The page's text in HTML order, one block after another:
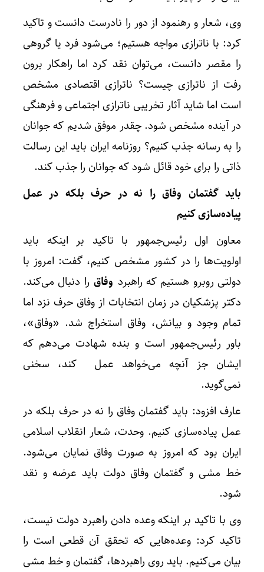
وی، شعار و رهنمود از دور را نادرست دانست و تاکید
کرد: با ناترازی مواجه هستیم؛ می‌شود فرد یا گروهی
را مقصر دانست، می‌توان نقد کرد اما راهکار برون
رفت از ناترازی چیست؟ ناترازی اقتصادی مشخص
است اما شاید آثار تخریبی ناترازی اجتماعی و فرهنگی
در آینده مشخص شود. چقدر موفق شدیم که جوانان
را به رسانه جذب کنیم؟ روزنامه ایران باید این رسالت
ذاتی را برای خود قائل شود که جوانان را جذب کند.
باید گفتمان وفاق را نه در حرف بلکه در عمل
پیاده‌سازی کنیم
معاون اول رئیس‌جمهور با تاکید بر اینکه باید
اولویت‌ها را در کشور مشخص کنیم، گفت: امروز با
دولتی روبرو هستیم که راهبرد وفاقرا دنبال می‌کند.
دکتر پزشکیان در زمان انتخابات از وفاق حرف نزد اما
تمام وجود و بیانش، وفاق استخراج شد. «وفاق»،
باور رئیس‌جمهور است و بنده شهادت می‌دهم که
ایشان جز آنچه می‌خواهد عمل کند، سخنی
نمی‌گوید.
عارف افزود: باید گفتمان وفاق را نه در حرف بلکه در
عمل پیاده‌سازی کنیم. وحدت، شعار انقلاب اسلامی
ایران بود که امروز به صورت وفاق نمایان می‌شود.
خط مشی و گفتمان وفاق دولت باید عرضه و نقد
شود.
وی با تاکید بر اینکه وعده دادن راهبرد دولت نیست،
تاکید کرد: وعده‌هایی که تحقق آن قطعی است را
بیان می‌کنیم. باید روی راهبردها، گفتمان و خط مشی